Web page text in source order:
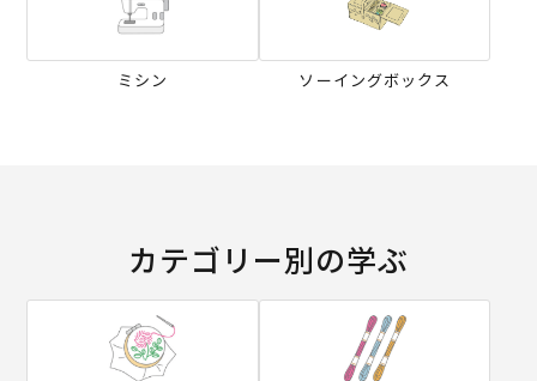
ミシン ソーイングボックス
カテゴリー別の学ぶ